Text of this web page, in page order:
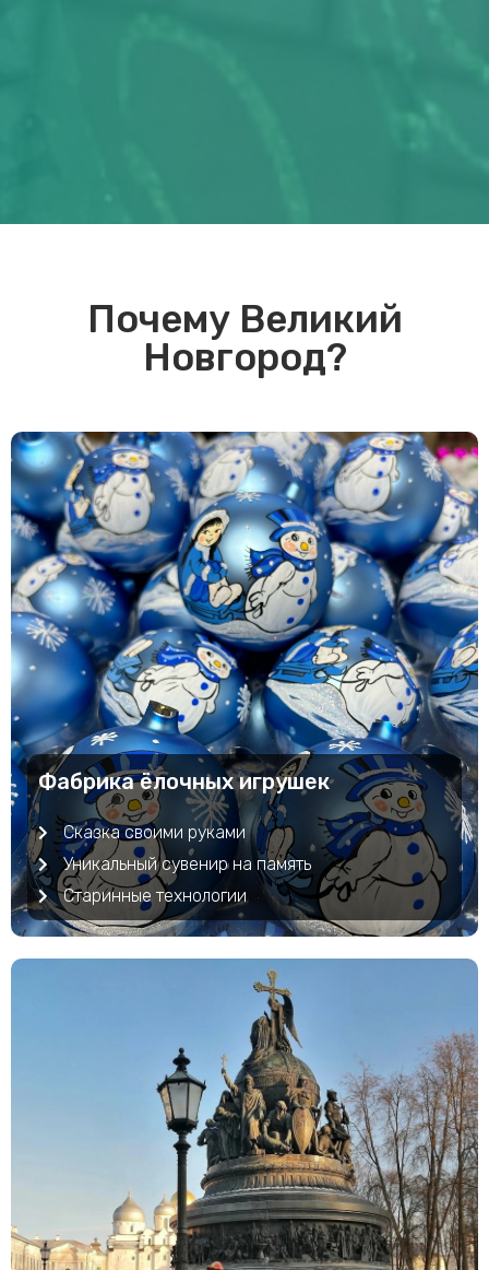
Почему Великий
Новгород?
Фабрика ёлочных игрушек
Сказка своими руками
Уникальный сувенир на память
Старинные технологии